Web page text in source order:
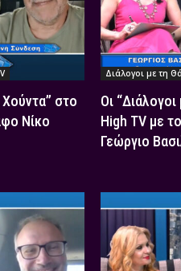
Χούντα” στο
Νίκο
Διάλογοι με τη
Οι
High TV με
Γεώργιο